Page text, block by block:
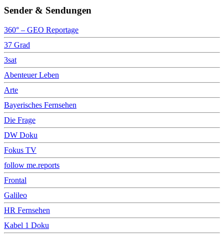
Sender & Sendungen
360° – GEO Reportage
37 Grad
3sat
Abenteuer Leben
Arte
Bayerisches Fernsehen
Die Frage
DW Doku
Fokus TV
follow me.reports
Frontal
Galileo
HR Fernsehen
Kabel 1 Doku